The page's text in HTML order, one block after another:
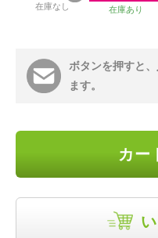
在庫なし 在庫あり
ボタンを押すと
ます。
カー